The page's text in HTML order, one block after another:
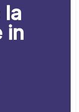
la
in